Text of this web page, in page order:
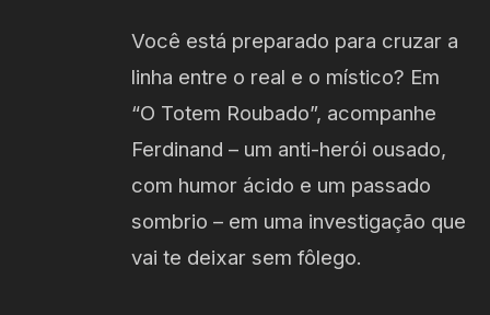
Você está preparado para cruzar a
linha entre o real e o místico? Em
“O Totem Roubado”, acompanhe
Ferdinand – um anti-herói ousado,
com humor ácido e um passado
sombrio – em uma investigação que
vai te deixar sem fôlego.